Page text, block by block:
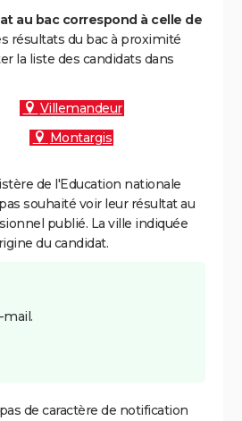
au bac correspond à celle de
résultats du bac à proximité
la liste des candidats dans
Villemandeur
Montargis
de l'Education nationale
souhaité voir leur résultat au
publié. La ville indiquée
du candidat.
de caractère de notification